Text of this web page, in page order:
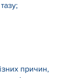
причин,